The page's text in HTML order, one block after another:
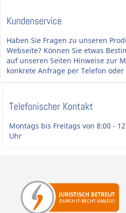
Kundenservice
Haben Sie Fragen zu unseren
Webseite? Können Sie etwas
auf unseren Seiten Hinweise zur
konkrete Anfrage per Telefon
Telefonischer Kontakt
Montags bis Freitags von 8:00 -
Uhr